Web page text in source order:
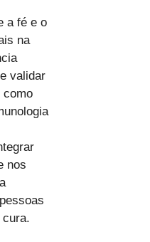
a fé e o
na
validar
como
nos